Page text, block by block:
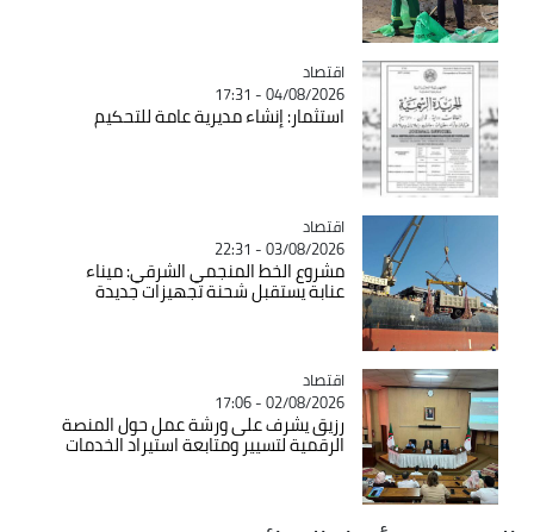
Catégorie
اقتصاد
04/08/2026 - 17:31
استثمار: إنشاء مديرية عامة للتحكيم
Catégorie
اقتصاد
03/08/2026 - 22:31
مشروع الخط المنجمي الشرقي: ميناء
عنابة يستقبل شحنة تجهيزات جديدة
Catégorie
اقتصاد
02/08/2026 - 17:06
رزيق يشرف على ورشة عمل حول المنصة
الرقمية لتسيير ومتابعة استيراد الخدمات